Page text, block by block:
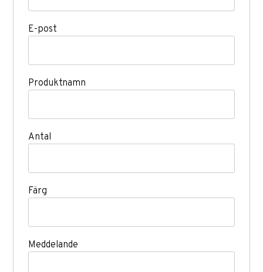
E-post
Produktnamn
Antal
Färg
Meddelande